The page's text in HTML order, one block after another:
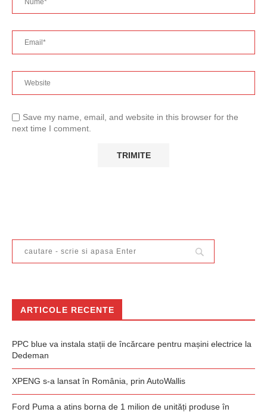
Save my name, email, and website in this browser for the
next time I comment.
ARTICOLE RECENTE
PPC blue va instala stații de încărcare pentru mașini electrice la
Dedeman
XPENG s-a lansat în România, prin AutoWallis
Ford Puma a atins borna de 1 milion de unități produse în